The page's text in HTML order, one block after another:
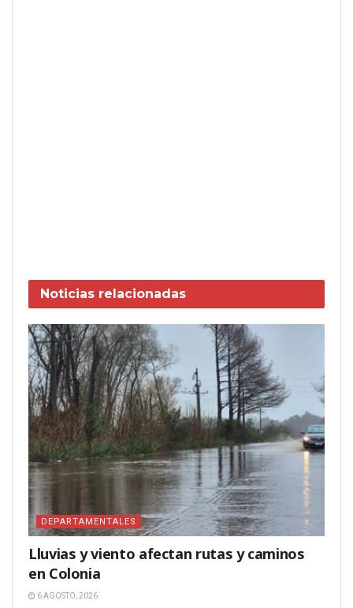
Noticias relacionadas
DEPARTAMENTALES
Lluvias y viento afectan rutas y caminos
en Colonia
6 AGOSTO, 2026